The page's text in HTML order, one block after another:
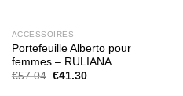
ACCESSOIRES
Portefeuille Alberto pour
femmes – RULIANA
€57.04 Le
€41.30Le